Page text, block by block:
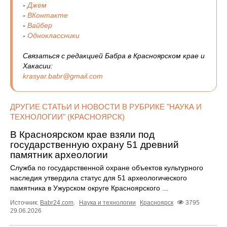
- Джем
- ВКонтакте
- Вайбер
- Одноклассники
Связаться с редакцией Бабра в Красноярском крае и
Хакасии:
krasyar.babr@gmail.com
ДРУГИЕ СТАТЬИ И НОВОСТИ В РУБРИКЕ "НАУКА И
ТЕХНОЛОГИИ" (КРАСНОЯРСК)
В Красноярском крае взяли под
государственную охрану 51 древний
памятник археологии
Служба по государственной охране объектов культурного
наследия утвердила статус для 51 археологического
памятника в Ужурском округе Красноярского ...
Источник: Babr24.com Наука и технологии Красноярск
3795
29.06.2026